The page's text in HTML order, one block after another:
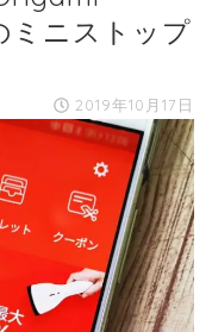
ミニストップ
2019年10月17日